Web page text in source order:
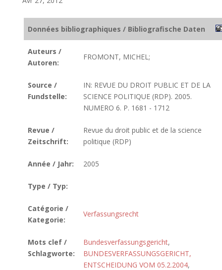
Données bibliographiques / Bibliografische Daten
Auteurs /
Autoren:
FROMONT, MICHEL;
Source /
Fundstelle:
IN: REVUE DU DROIT PUBLIC ET DE LA
SCIENCE POLITIQUE (RDP). 2005.
NUMERO 6. P. 1681 - 1712
Revue /
Zeitschrift:
Revue du droit public et de la science
politique (RDP)
Année / Jahr: 2005
Type / Typ:
Catégorie /
Kategorie:
Verfassungsrecht
Mots clef /
Schlagworte:
Bundesverfassungsgericht,
BUNDESVERFASSUNGSGERICHT,
ENTSCHEIDUNG VOM 05.2.2004,